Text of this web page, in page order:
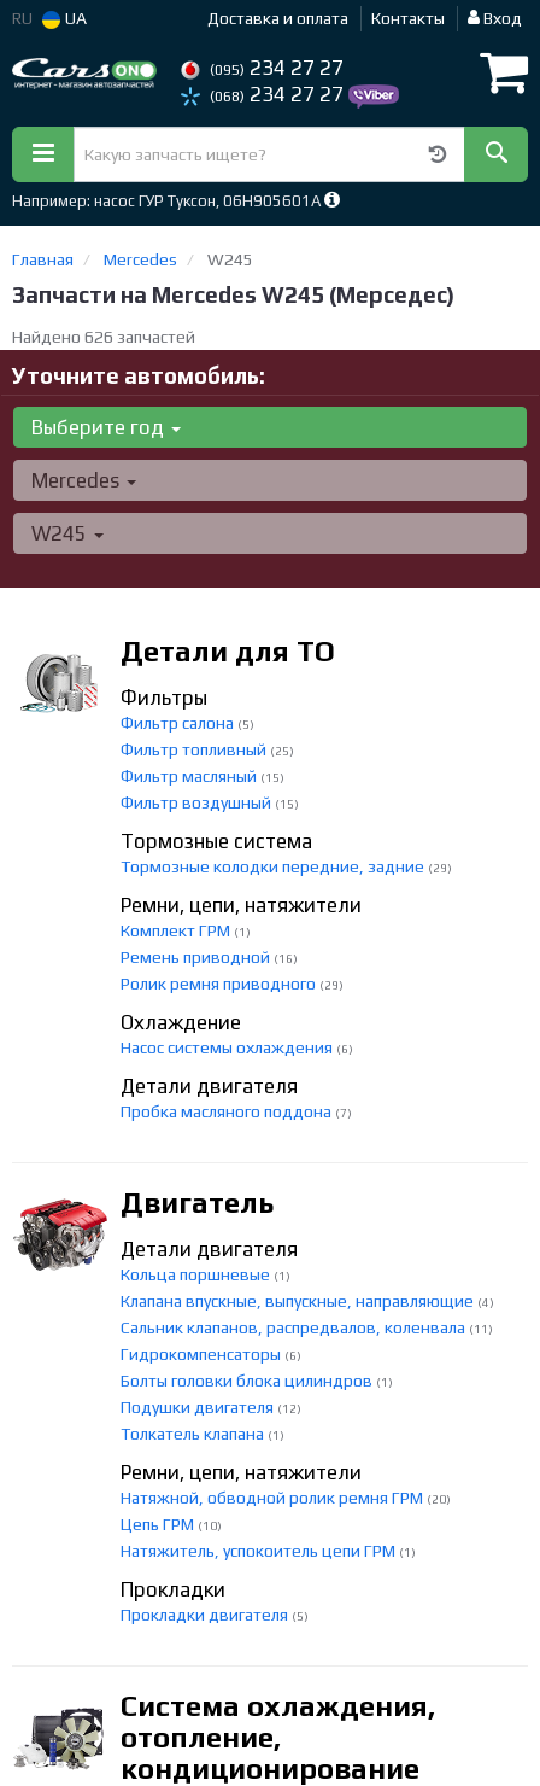
RU UA Доставка и оплата Контакты Вход
(095) 234 27 27
(068) 234 27 27
Например: насос ГУР Туксон, 06H905601A
Главная Mercedes W245
Запчасти на Mercedes W245 (Мерседес)
Найдено 626 запчастей
Уточните автомобиль:
Выберите год
Mercedes
W245
Детали для ТО
Фильтры
Фильтр салона (5)
Фильтр топливный (25)
Фильтр масляный (15)
Фильтр воздушный (15)
Тормозные система
Тормозные колодки передние, задние (29)
Ремни, цепи, натяжители
Комплект ГРМ (1)
Ремень приводной (16)
Ролик ремня приводного (29)
Охлаждение
Насос системы охлаждения (6)
Детали двигателя
Пробка масляного поддона (7)
Двигатель
Детали двигателя
Кольца поршневые (1)
Клапана впускные, выпускные, направляющие (4)
Сальник клапанов, распредвалов, коленвала (11)
Гидрокомпенсаторы (6)
Болты головки блока цилиндров (1)
Подушки двигателя (12)
Толкатель клапана (1)
Ремни, цепи, натяжители
Натяжной, обводной ролик ремня ГРМ (20)
Цепь ГРМ (10)
Натяжитель, успокоитель цепи ГРМ (1)
Прокладки
Прокладки двигателя (5)
Система охлаждения,
отопление,
кондиционирование